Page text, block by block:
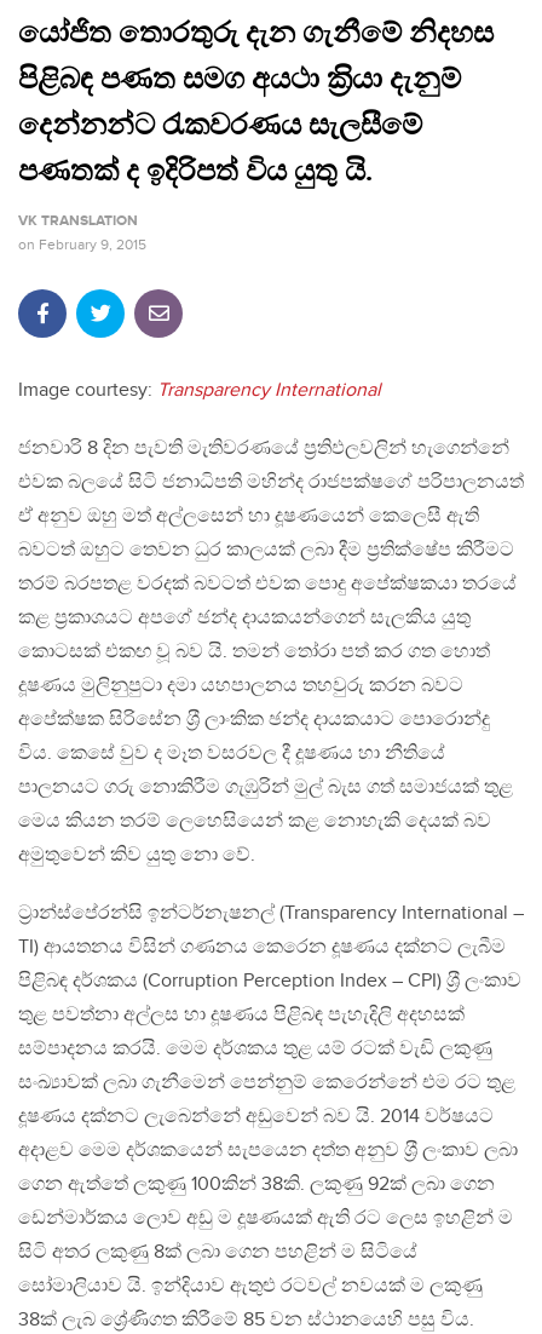
යෝජිත තොරතුරු දැන ගැනීමේ නිදහස
පිළිබඳ පණත සමග අයථා ක‍්‍රියා දැනුම්
දෙන්නන්ට රැකවරණය සැලසීමේ
පණතක් ද ඉදිරිපත් විය යුතු යි.
VK TRANSLATION
on February 9, 2015
Image courtesy: Transparency International
ජනවාරි 8 දින පැවති මැතිවරණයේ ප‍්‍රතිඵලවලින් හැගෙන්නේ
එවක බලයේ සිටි ජනාධිපති මහින්ද රාජපක්ෂගේ පරිපාලනයත්
ඒ අනුව ඔහු මත් අල්ලසෙන් හා දූෂණයෙන් කෙලෙසී ඇති
බවටත් ඔහුට තෙවන ධුර කාලයක් ලබා දීම ප‍්‍රතික්ෂේප කිරීමට
තරම් බරපතළ වරදක් බවටත් එවක පොදු අපේක්ෂකයා තරයේ
කළ ප‍්‍රකාශයට අපගේ ඡන්ද දායකයන්ගෙන් සැලකිය යුතු
කොටසක් එකඟ වූ බව යි. තමන් තෝරා පත් කර ගත හොත්
දූෂණය මුලිනුපුටා දමා යහපාලනය තහවුරු කරන බවට
අපේක්ෂක සිරිසේන ශ‍්‍රී ලාංකික ඡන්ද දායකයාට පොරොන්දු
විය. කෙසේ වුව ද මෑත වසරවල දී දූෂණය හා නීතියේ
පාලනයට ගරු නොකිරීම ගැඹුරින් මුල් බැස ගත් සමාජයක් තුළ
මෙය කියන තරම් ලෙහෙසියෙන් කළ නොහැකි දෙයක් බව
අමුතුවෙන් කිව යුතු නො වේ.
ට‍්‍රාන්ස්පේරන්සි ඉන්ටර්නැෂනල් (Transparency International –
TI) ආයතනය විසින් ගණනය කෙරෙන දූෂණය දක්නට ලැබීම
පිළිබඳ දර්ශකය (Corruption Perception Index – CPI) ශ‍්‍රී ලංකාව
තුළ පවත්නා අල්ලස හා දූෂණය පිළිබඳ පැහැදිලි අදහසක්
සම්පාදනය කරයි. මෙම දර්ශකය තුළ යම් රටක් වැඩි ලකුණු
සංඛ්‍යාවක් ලබා ගැනීමෙන් පෙන්නුම් කෙරෙන්නේ එම රට තුළ
දූෂණය දක්නට ලැබෙන්නේ අඩුවෙන් බව යි. 2014 වර්ෂයට
අදාළව මෙම දර්ශකයෙන් සැපයෙන දත්ත අනුව ශ‍්‍රී ලංකාව ලබා
ගෙන ඇත්තේ ලකුණු 100කින් 38කි. ලකුණු 92ක් ලබා ගෙන
ඩෙන්මාර්කය ලොව අඩු ම දූෂණයක් ඇති රට ලෙස ඉහළින් ම
සිටි අතර ලකුණු 8ක් ලබා ගෙන පහළින් ම සිටියේ
සෝමාලියාව යි. ඉන්දියාව ඇතුළු රටවල් නවයක් ම ලකුණු
38ක් ලැබ ශ්‍රේණිගත කිරීමේ 85 වන ස්ථානයෙහි පසු විය.